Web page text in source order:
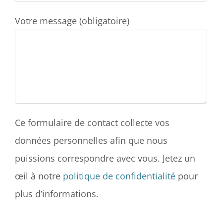
Votre message (obligatoire)
Ce formulaire de contact collecte vos
données personnelles afin que nous
puissions correspondre avec vous. Jetez un
œil à notre politique de confidentialité pour
plus d’informations.